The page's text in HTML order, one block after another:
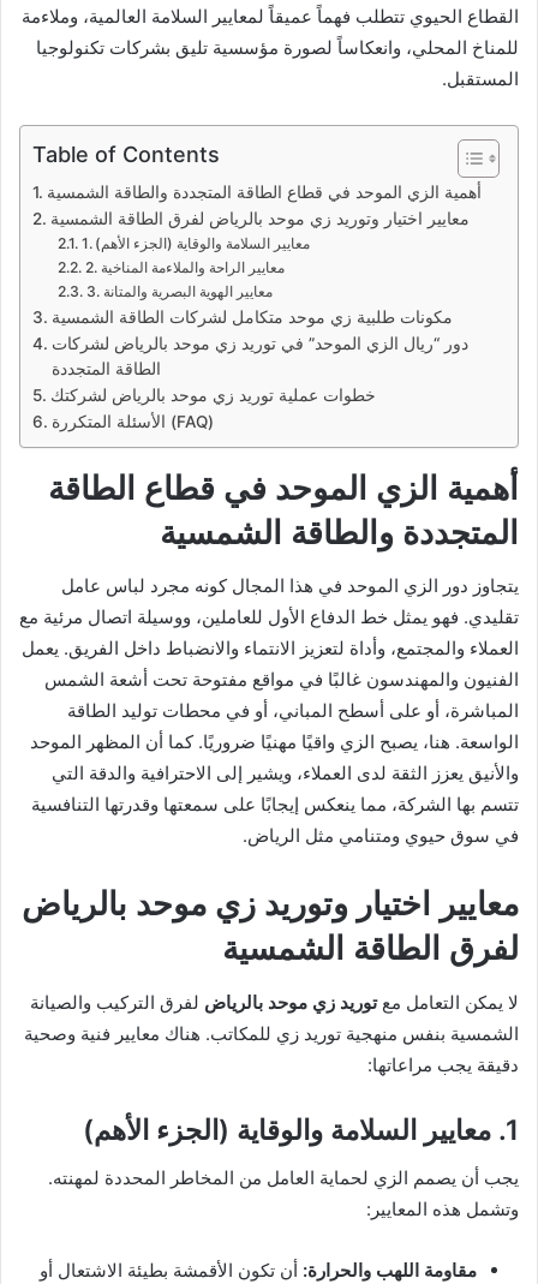
القطاع الحيوي تتطلب فهماً عميقاً لمعايير السلامة العالمية، وملاءمة
للمناخ المحلي، وانعكاساً لصورة مؤسسية تليق بشركات تكنولوجيا
المستقبل.
Table of Contents
أهمية الزي الموحد في قطاع الطاقة المتجددة والطاقة الشمسية
معايير اختيار وتوريد زي موحد بالرياض لفرق الطاقة الشمسية
1. معايير السلامة والوقاية (الجزء الأهم)
2. معايير الراحة والملاءمة المناخية
3. معايير الهوية البصرية والمتانة
مكونات طلبية زي موحد متكامل لشركات الطاقة الشمسية
دور “ريال الزي الموحد” في توريد زي موحد بالرياض لشركات
الطاقة المتجددة
خطوات عملية توريد زي موحد بالرياض لشركتك
الأسئلة المتكررة (FAQ)
أهمية الزي الموحد في قطاع الطاقة
المتجددة والطاقة الشمسية
يتجاوز دور الزي الموحد في هذا المجال كونه مجرد لباس عامل
تقليدي. فهو يمثل خط الدفاع الأول للعاملين، ووسيلة اتصال مرئية مع
العملاء والمجتمع، وأداة لتعزيز الانتماء والانضباط داخل الفريق. يعمل
الفنيون والمهندسون غالبًا في مواقع مفتوحة تحت أشعة الشمس
المباشرة، أو على أسطح المباني، أو في محطات توليد الطاقة
الواسعة. هنا، يصبح الزي واقيًا مهنيًا ضروريًا. كما أن المظهر الموحد
والأنيق يعزز الثقة لدى العملاء، ويشير إلى الاحترافية والدقة التي
تتسم بها الشركة، مما ينعكس إيجابًا على سمعتها وقدرتها التنافسية
في سوق حيوي ومتنامي مثل الرياض.
معايير اختيار وتوريد زي موحد بالرياض
لفرق الطاقة الشمسية
لا يمكن التعامل معتوريد زي موحد بالرياض لفرق التركيب والصيانة
الشمسية بنفس منهجية توريد زي للمكاتب. هناك معايير فنية وصحية
دقيقة يجب مراعاتها:
1. معايير السلامة والوقاية (الجزء الأهم)
يجب أن يصمم الزي لحماية العامل من المخاطر المحددة لمهنته.
وتشمل هذه المعايير:
مقاومة اللهب والحرارة: أن تكون الأقمشة بطيئة الاشتعال أو